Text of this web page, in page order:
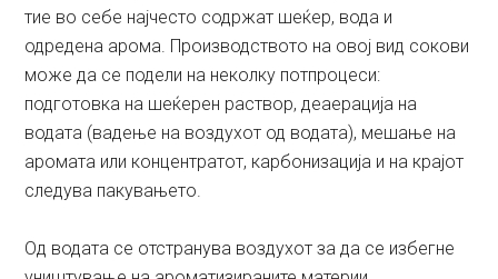
тие во себе најчесто содржат шеќер, вода и
одредена арома. Производството на овој вид сокови
може да се подели на неколку потпроцеси:
подготовка на шеќерен раствор, деаерација на
водата (вадење на воздухот од водата), мешање на
аромата или концентратот, карбонизација и на крајот
следува пакувањето.
Од водата се отстранува воздухот за да се избегне